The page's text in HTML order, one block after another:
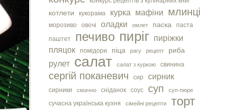
котлети кукорама курка мафіни млинці
морозиво овочі оладки омлет паска
паста
паштет
печиво пиріг пиріжки
пляцок
помідори піца рагу рецепт риба
рулет салат салат з куркою свинина
сергiй поканевич сир сирник
сирники смачно сніданок соус суп суп-пюре
сучасна українська кухня сімейні рецепти торт